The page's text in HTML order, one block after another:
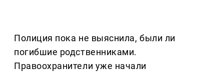
Полиция пока не выяснила, были ли
погибшие родственниками.
Правоохранители уже начали